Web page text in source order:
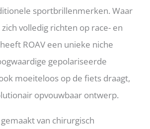
sportbrillenmerken. Waar
volledig richten op race- en
ROAV een unieke niche
gepolariseerde
moeiteloos op de fiets draagt,
opvouwbaar ontwerp.
van chirurgisch